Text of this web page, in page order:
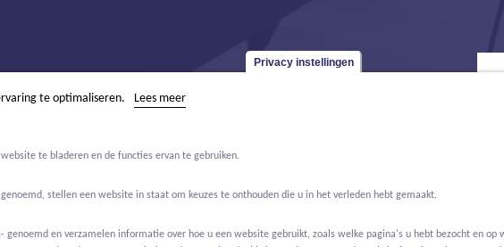
Privacy instellingen
te optimaliseren. Lees meer
te bladeren en de functies ervan te gebruiken.
stellen een website in staat om keuzes te onthouden die u in het verleden hebt gemaakt.
genoemd en verzamelen informatie over hoe u een website gebruikt, zoals welke pagina's u hebt bezocht en